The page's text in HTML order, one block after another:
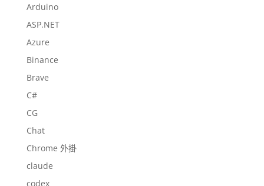
Arduino
ASP.NET
Azure
Binance
Brave
C#
CG
Chat
Chrome 外掛
claude
codex